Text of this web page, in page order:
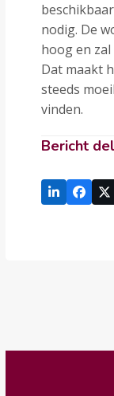
nodig. De
hoog en
Dat maakt
steeds
vinden.
Bericht